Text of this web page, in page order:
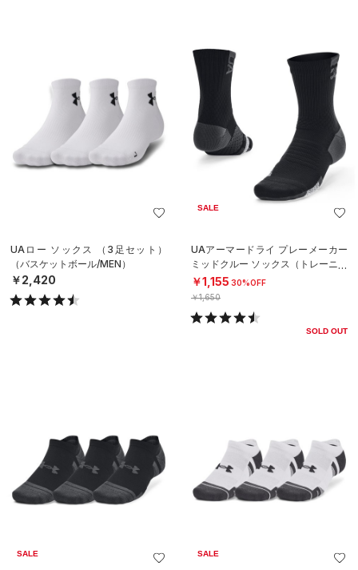
UAロー ソックス （3足セット）
（バスケットボール/MEN）
￥2,420
SALE
UAアーマードライ プレーメーカー
ミッドクルー ソックス（トレーニン
グ/UNISEX）
￥1,155 30%OFF
￥1,650
SOLD OUT
SALE SALE